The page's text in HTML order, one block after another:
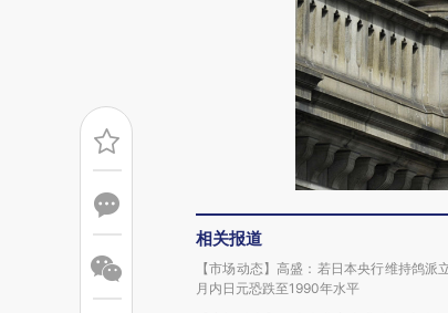
相关报道
【市场动态】高盛：若日本央行维持鸽派
月内日元恐跌至1990年水平